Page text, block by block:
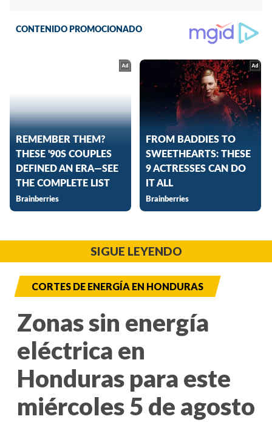
SIGUE LEYENDO
CORTES DE ENERGÍA EN HONDURAS
Zonas sin energía
eléctrica en
Honduras para este
miércoles 5 de agosto